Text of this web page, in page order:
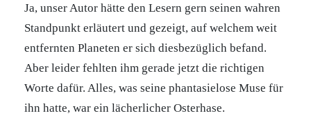
Ja, unser Autor hätte den Lesern gern seinen wahren
Standpunkt erläutert und gezeigt, auf welchem weit
entfernten Planeten er sich diesbezüglich befand.
Aber leider fehlten ihm gerade jetzt die richtigen
Worte dafür. Alles, was seine phantasielose Muse für
ihn hatte, war ein lächerlicher Osterhase.